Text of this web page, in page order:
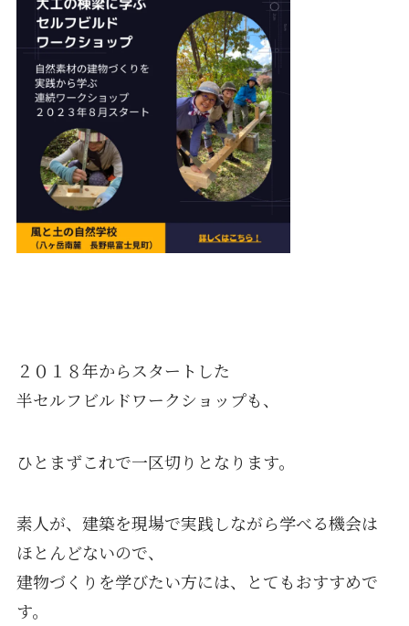
２０１８年からスタートした
半セルフビルドワークショップも、
ひとまずこれで一区切りとなります。
素人が、建築を現場で実践しながら学べる機会は
ほとんどないので、
建物づくりを学びたい方には、とてもおすすめで
す。